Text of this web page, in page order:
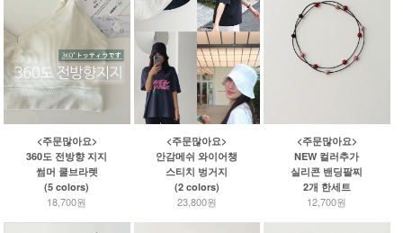
<주문많아요>
360도 전방향 지지
썸머 쿨브라렛
(5 colors)
18,700원
<주문많아요>
안감메쉬 와이어챙
스티치 벙거지
(2 colors)
23,800원
<주문많아요>
NEW 컬러추가
실리콘 밴딩팔찌
2개 한세트
12,700원